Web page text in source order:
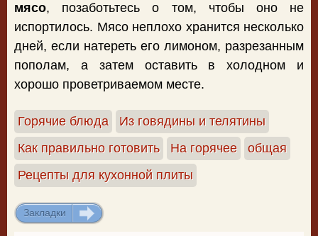
мясо, позаботьтесь о том, чтобы оно не
испортилось. Мясо неплохо хранится несколько
дней, если натереть его лимоном, разрезанным
пополам, а затем оставить в холодном и
хорошо проветриваемом месте.
Горячие блюда
Из говядины и телятины
Как правильно готовить
На горячее
общая
Рецепты для кухонной плиты
Закладки ДОБАВИТЬ